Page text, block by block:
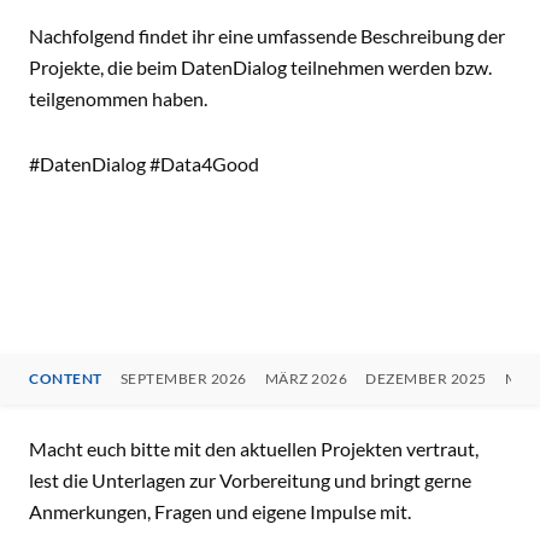
Nachfolgend findet ihr eine umfassende Beschreibung der
Projekte, die beim DatenDialog teilnehmen werden bzw.
teilgenommen haben.
#DatenDialog #Data4Good
CONTENT SEPTEMBER 2026 MÄRZ 2026 DEZEMBER 2025
CONTENT
Macht euch bitte mit den aktuellen Projekten vertraut,
lest die Unterlagen zur Vorbereitung und bringt gerne
Anmerkungen, Fragen und eigene Impulse mit.